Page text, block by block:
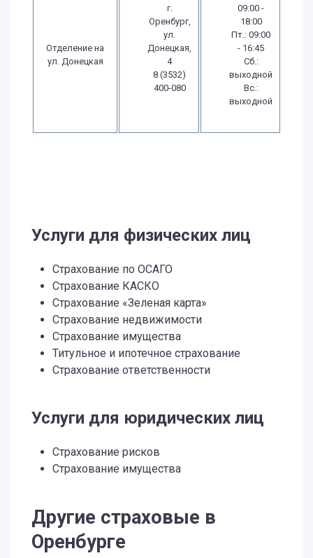
Отделение на
ул. Донецкая
г.
Оренбург,
ул.
Донецкая,
4
8 (3532)
400-080
09:00 -
18:00
Пт.: 09:00
- 16:45
Сб.:
выходной
Вс.:
выходной
Услуги для физических лиц
Страхование по ОСАГО
Страхование КАСКО
Страхование «Зеленая карта»
Страхование недвижимости
Страхование имущества
Титульное и ипотечное страхование
Страхование ответственности
Услуги для юридических лиц
Страхование рисков
Страхование имущества
Другие страховые в
Оренбурге